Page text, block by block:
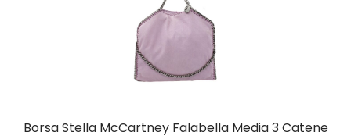
Borsa Stella McCartney Falabella Media 3 Catene